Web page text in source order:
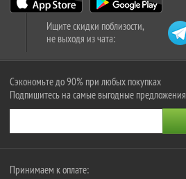
Ищите скидки поблизости,
не выходя из чата:
Сэкономьте до 90% при любых покупках
Подпишитесь на самые выгодные предложения
Принимаем к оплате: